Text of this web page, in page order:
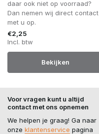
daar ook niet op voorraad?
Dan nemen wij direct contact
met u op.
€2,25
Incl. btw
Bekijken
Voor vragen kunt u altijd
contact met ons opnemen
We helpen je graag! Ga naar
onze klantenservice pagina